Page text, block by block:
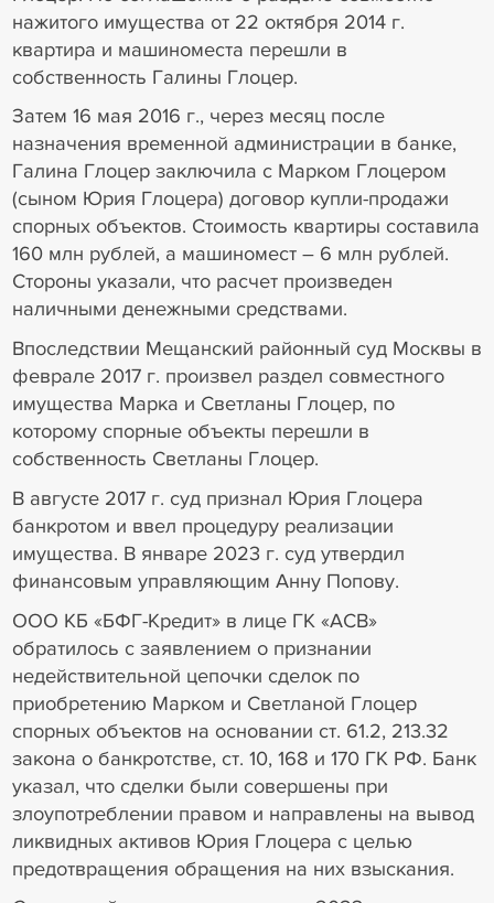
нажитого имущества от 22 октября 2014 г.
квартира и машиноместа перешли в
собственность Галины Глоцер.
Затем 16 мая 2016 г., через месяц после
назначения временной администрации в банке,
Галина Глоцер заключила с Марком Глоцером
(сыном Юрия Глоцера) договор купли-продажи
спорных объектов. Стоимость квартиры составила
160 млн рублей, а машиномест – 6 млн рублей.
Стороны указали, что расчет произведен
наличными денежными средствами.
Впоследствии Мещанский районный суд Москвы в
феврале 2017 г. произвел раздел совместного
имущества Марка и Светланы Глоцер, по
которому спорные объекты перешли в
собственность Светланы Глоцер.
В августе 2017 г. суд признал Юрия Глоцера
банкротом и ввел процедуру реализации
имущества. В январе 2023 г. суд утвердил
финансовым управляющим Анну Попову.
ООО КБ «БФГ-Кредит» в лице ГК «АСВ»
обратилось с заявлением о признании
недействительной цепочки сделок по
приобретению Марком и Светланой Глоцер
спорных объектов на основании ст. 61.2, 213.32
закона о банкротстве, ст. 10, 168 и 170 ГК РФ. Банк
указал, что сделки были совершены при
злоупотреблении правом и направлены на вывод
ликвидных активов Юрия Глоцера с целью
предотвращения обращения на них взыскания.